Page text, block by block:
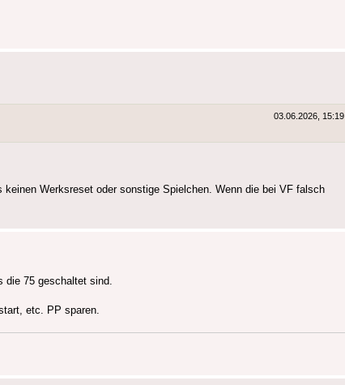
03.06.2026, 15:19
Werksreset oder sonstige Spielchen. Wenn die bei VF falsch
die 75 geschaltet sind.
etc. PP sparen.